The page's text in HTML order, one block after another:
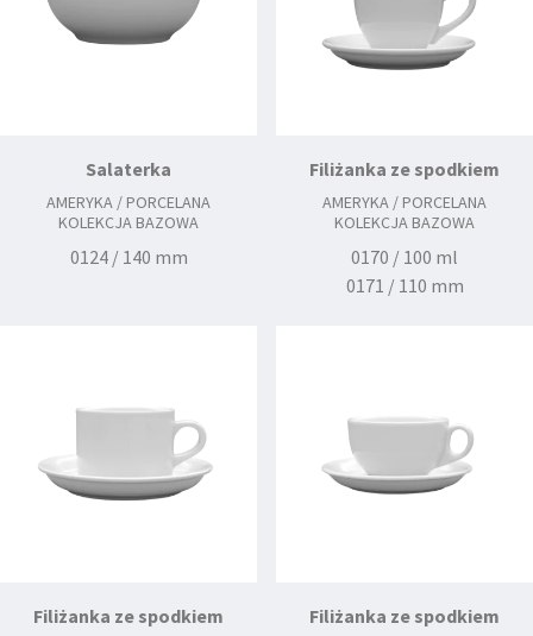
Salaterka
AMERYKA / PORCELANA
KOLEKCJA BAZOWA
0124 / 140 mm
Filiżanka ze spodkiem
AMERYKA / PORCELANA
KOLEKCJA BAZOWA
0170 / 100 ml
0171 / 110 mm
Filiżanka ze spodkiem Filiżanka ze spodkiem